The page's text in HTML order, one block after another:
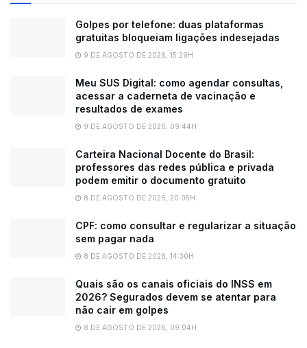
Golpes por telefone: duas plataformas
gratuitas bloqueiam ligações indesejadas
9 DE AGOSTO DE 2026, 15:29H
Meu SUS Digital: como agendar consultas,
acessar a caderneta de vacinação e
resultados de exames
9 DE AGOSTO DE 2026, 09:44H
Carteira Nacional Docente do Brasil:
professores das redes pública e privada
podem emitir o documento gratuito
8 DE AGOSTO DE 2026, 20:05H
CPF: como consultar e regularizar a situação
sem pagar nada
8 DE AGOSTO DE 2026, 14:30H
Quais são os canais oficiais do INSS em
2026? Segurados devem se atentar para
não cair em golpes
8 DE AGOSTO DE 2026, 09:04H